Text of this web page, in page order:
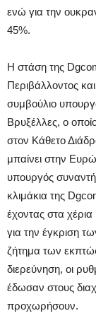
ενώ για την
45%.
Η στάση της
Περιβάλλοντος
συμβούλιο
Βρυξέλλες, o
στον Κάθετο
μπαίνει στην
υπουργός
κλιμάκια της
έχοντας στα χέρια
για την έγκριση
ζήτημα των
διερεύνηση, οι
έδωσαν στους
προχωρήσουν.